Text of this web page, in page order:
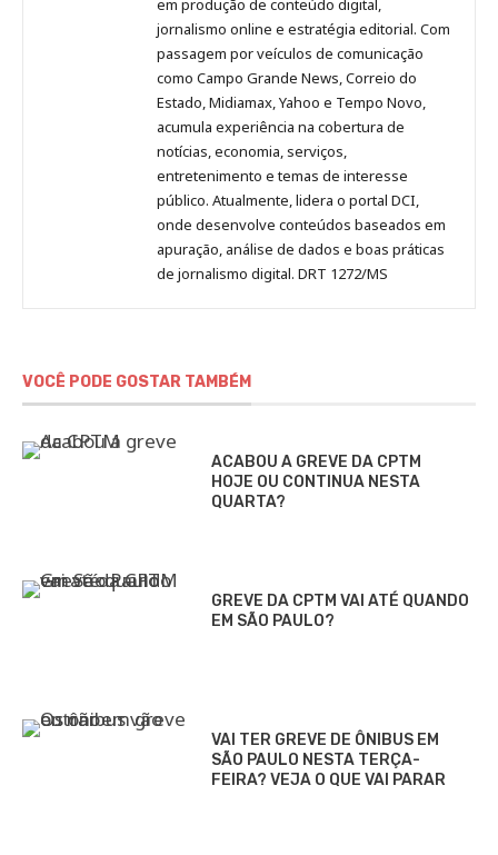
Pinterest
LinkedInInstagram
FacebookMalagolini
em produção de conteúdo digital,
jornalismo online e estratégia editorial. Com
passagem por veículos de comunicação
como Campo Grande News, Correio do
Estado, Midiamax, Yahoo e Tempo Novo,
acumula experiência na cobertura de
notícias, economia, serviços,
entretenimento e temas de interesse
público. Atualmente, lidera o portal DCI,
onde desenvolve conteúdos baseados em
apuração, análise de dados e boas práticas
de jornalismo digital. DRT 1272/MS
VOCÊ PODE GOSTAR TAMBÉM
ACABOU A GREVE DA CPTM
HOJE OU CONTINUA NESTA
QUARTA?
GREVE DA CPTM VAI ATÉ QUANDO
EM SÃO PAULO?
VAI TER GREVE DE ÔNIBUS EM
SÃO PAULO NESTA TERÇA-
FEIRA? VEJA O QUE VAI PARAR